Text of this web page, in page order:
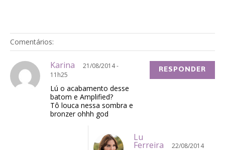
Comentários:
Karina
21/08/2014 -
11h25
Lú o acabamento desse
batom e Amplified?
Tô louca nessa sombra e
bronzer ohhh god
RESPONDER
Lu
Ferreira
22/08/2014